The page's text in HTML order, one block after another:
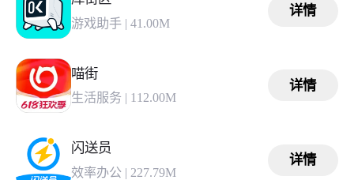
游戏助手| 41.00M
详情
喵街
生活服务 | 112.00M
详情
闪送员
效率办公| 227.79M
详情